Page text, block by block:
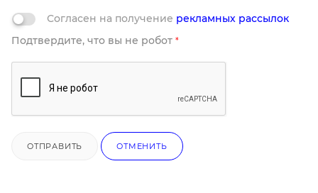
Согласен на получение рекламных рассылок
Подтвердите, что вы не робот *
ОТПРАВИТЬ ОТМЕНИТЬ